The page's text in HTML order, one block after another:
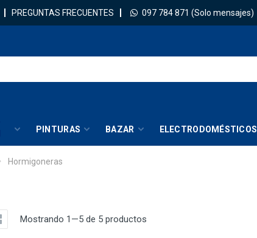
PREGUNTAS FRECUENTES 097 784 871 (Solo mensajes)
PINTURAS BAZAR ELECTRODOMÉSTICOS
Hormigoneras
Mostrando 1—5 de 5 productos